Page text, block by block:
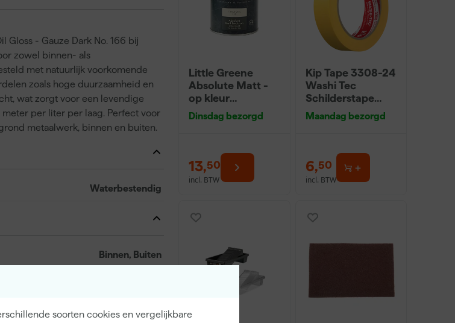
soorten cookies en vergelijkbare
Gloss - Gauze Dark No. 166 bij
zowel binnen- als
met natuurlijk voorkomende
zoals hoge duurzaamheid en
wat zorgt voor een levendige
per liter per laag. Perfect voor
metaalwerk, binnen en buiten.
Waterbestendig
Binnen, Buiten
Little Greene
Absolute Matt -
op kleur
gemengd - 250ml
Sample
Dinsdag bezorgd
13,50
incl. BTW
Kip Tape 3308-24
Washi Tec
Schilderstape
Gold - 24mm x
50m
Maandag bezorgd
6,50
incl. BTW